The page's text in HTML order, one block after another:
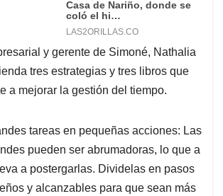
y gerente de Simoné, Nathalia
tres estrategias y tres libros que
a mejorar la gestión del tiempo.
tareas en pequeñas acciones: Las
pueden ser abrumadoras, lo que a
a postergarlas. Dividelas en pasos
y alcanzables para que sean más